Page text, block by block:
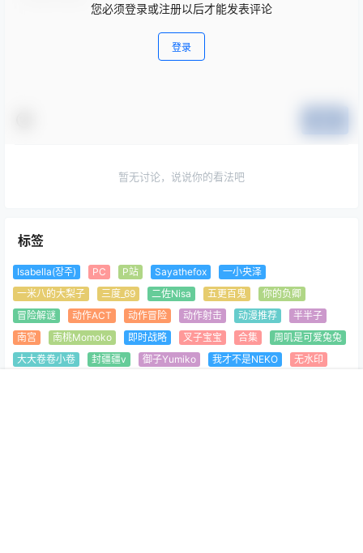
您必须登录或注册以后才能发表评论
登录
暂无讨论，说说你的看法吧
标签
Isabella(장주) PC P站 Sayathefox
一小央泽
一米八的大梨子
三度_69 二佐Nisa 五更百鬼
你的负卿
冒险解谜
动作ACT 动作冒险 动作射击 动漫推荐
半半子
南宫
南桃Momoko 即时战略 叉子宝宝 合集
周叽是可爱兔兔
大大卷卷小卷
封疆疆v 御子Yumiko 我才不是NEKO
无水印